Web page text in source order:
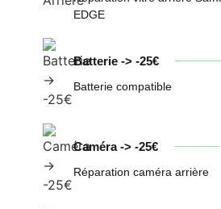
EDGE
Batterie -> -25€
Batterie compatible
Caméra -> -25€
Réparation caméra arrière